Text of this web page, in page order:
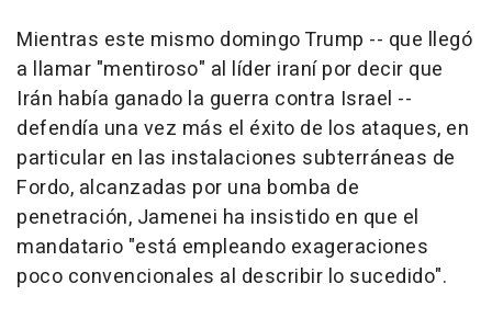
Mientras este mismo domingo Trump -- que llegó
a llamar "mentiroso" al líder iraní por decir que
Irán había ganado la guerra contra Israel --
defendía una vez más el éxito de los ataques, en
particular en las instalaciones subterráneas de
Fordo, alcanzadas por una bomba de
penetración, Jamenei ha insistido en que el
mandatario "está empleando exageraciones
poco convencionales al describir lo sucedido".